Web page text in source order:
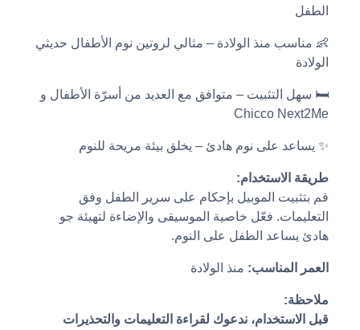
الطفل
👶 مناسب منذ الولادة – مثالي لروتين نوم الأطفال حديثي
الولادة
🛏️ سهل التثبيت – متوافق مع العديد من أسرّة الأطفال و
Chicco Next2Me
✨ يساعد على نوم هادئ – يخلق بيئة مريحة للنوم
طريقة الاستخدام:
قم بتثبيت الموبيل بإحكام على سرير الطفل وفق
التعليمات. فعّل خاصية الموسيقى والإضاءة لتهيئة جو
هادئ يساعد الطفل على النوم.
العمر المناسب: منذ الولادة
ملاحظة:
قبل الاستخدام، ندعوك لقراءة التعليمات والتحذيرات